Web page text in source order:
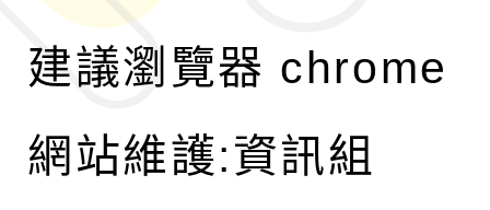
建議瀏覽器 chrome
網站維護:資訊組